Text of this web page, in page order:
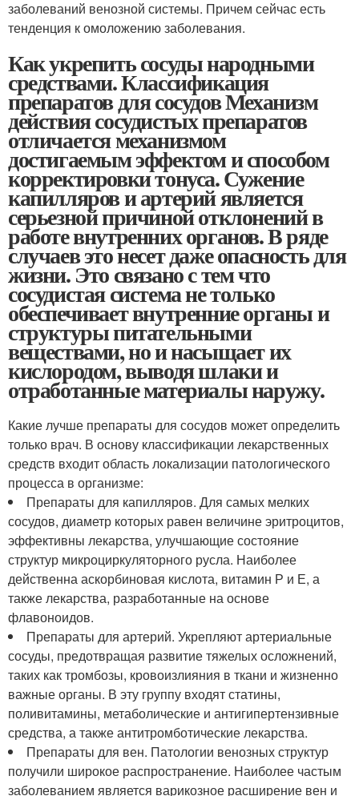
заболеваний венозной системы. Причем сейчас есть
тенденция к омоложению заболевания.
Как укрепить сосуды народными
средствами. Классификация
препаратов для сосудов Механизм
действия сосудистых препаратов
отличается механизмом
достигаемым эффектом и способом
корректировки тонуса. Сужение
капилляров и артерий является
серьезной причиной отклонений в
работе внутренних органов. В ряде
случаев это несет даже опасность для
жизни. Это связано с тем что
сосудистая система не только
обеспечивает внутренние органы и
структуры питательными
веществами, но и насыщает их
кислородом, выводя шлаки и
отработанные материалы наружу.
Какие лучше препараты для сосудов может определить
только врач. В основу классификации лекарственных
средств входит область локализации патологического
процесса в организме:
Препараты для капилляров. Для самых мелких
сосудов, диаметр которых равен величине эритроцитов,
эффективны лекарства, улучшающие состояние
структур микроциркуляторного русла. Наиболее
действенна аскорбиновая кислота, витамин Р и Е, а
также лекарства, разработанные на основе
флавоноидов.
Препараты для артерий. Укрепляют артериальные
сосуды, предотвращая развитие тяжелых осложнений,
таких как тромбозы, кровоизлияния в ткани и жизненно
важные органы. В эту группу входят статины,
поливитамины, метаболические и антигипертензивные
средства, а также антитромботические лекарства.
Препараты для вен. Патологии венозных структур
получили широкое распространение. Наиболее частым
заболеванием является варикозное расширение вен и